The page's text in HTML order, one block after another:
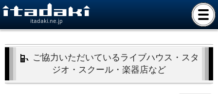
itadaki.ne.jp
ご協力いただいている ライブハウス・スタ
ジオ・スクール・楽器店など